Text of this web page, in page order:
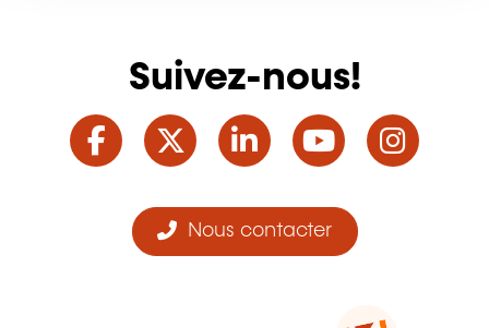
Suivez-nous!
Facebook
TwitterLinkedInYouTube
Nous contacter